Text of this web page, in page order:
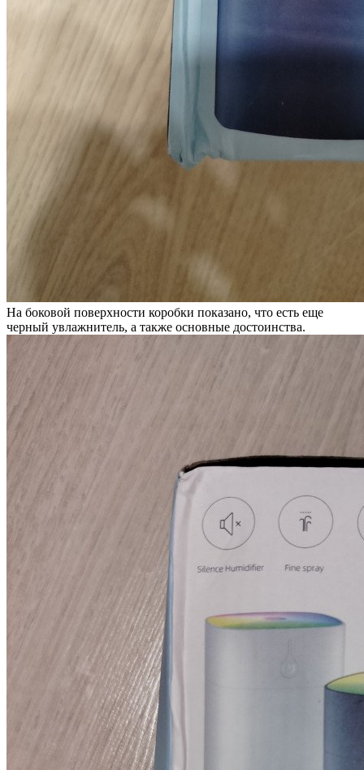
На боковой поверхности коробки показано, что есть еще
черный увлажнитель, а также основные достоинства.